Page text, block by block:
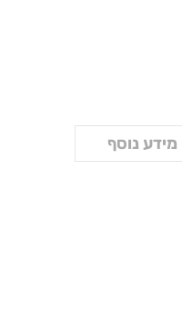
מידע נוסף